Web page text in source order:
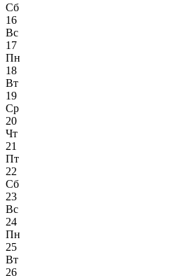
Сб
16
Вс
17
Пн
18
Вт
19
Ср
20
Чт
21
Пт
22
Сб
23
Вс
24
Пн
25
Вт
26